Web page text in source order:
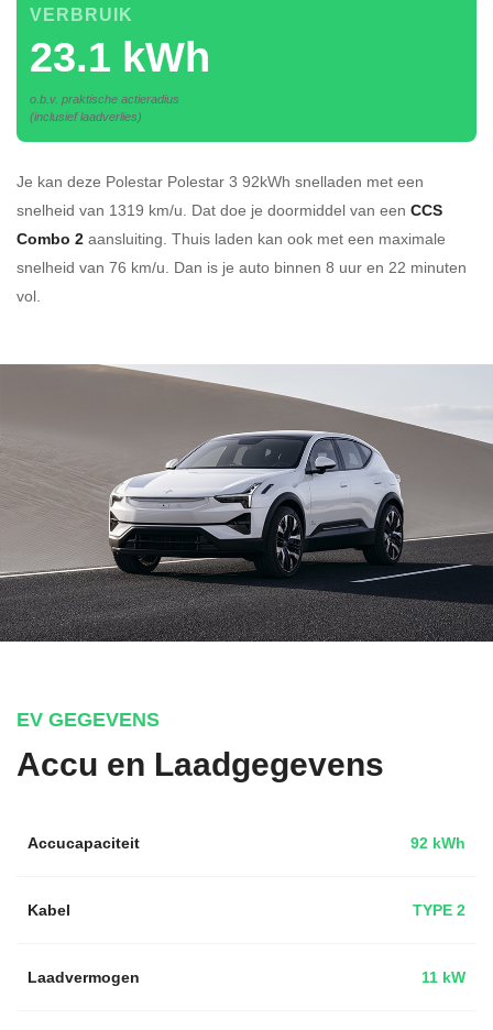
23.1 kWh
VERBRUIK
o.b.v. praktische actieradius
(inclusief laadverlies)
Je kan deze Polestar Polestar 3 92kWh snelladen met een
snelheid van 1319 km/u. Dat doe je doormiddel van een CCS
Combo 2 aansluiting. Thuis laden kan ook met een maximale
snelheid van 76 km/u. Dan is je auto binnen 8 uur en 22 minuten
vol.
EV GEGEVENS
Accu en Laadgegevens
Accucapaciteit 92 kWh
Kabel TYPE 2
Laadvermogen 11 kW